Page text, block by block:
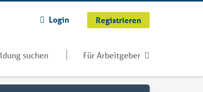
Login Registrieren
suchen Für Arbeitgeber